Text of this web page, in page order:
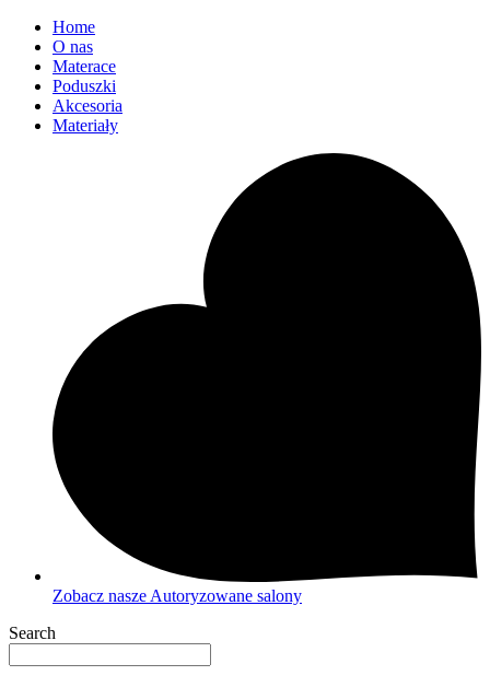
Home
O nas
Materace
Poduszki
Akcesoria
Materiały
Zobacz nasze Autoryzowane salony
Search